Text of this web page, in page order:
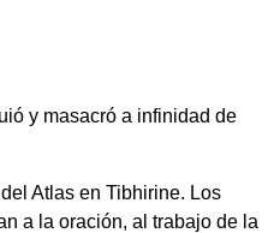
y masacró a infinidad de
Atlas en Tibhirine. Los
a la oración, al trabajo de la